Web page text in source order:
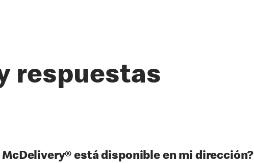
respuestas
está disponible en mi dirección?